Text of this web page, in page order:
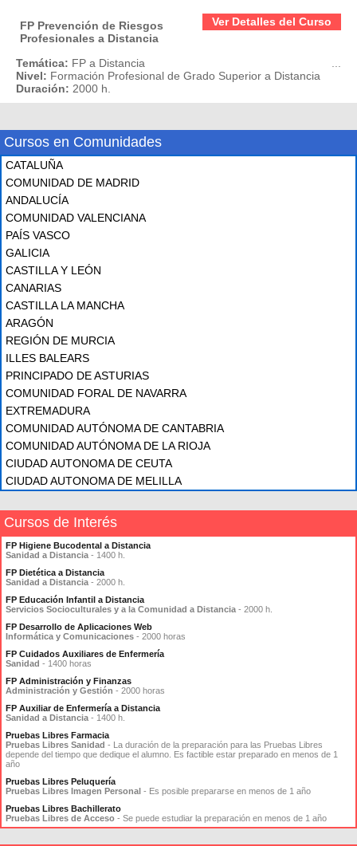
Ver Detalles del Curso
FP Prevención de Riesgos
Profesionales a Distancia
Temática: FP a Distancia
Nivel: Formación Profesional de Grado Superior a Distancia
Duración: 2000 h.
Cursos en Comunidades
CATALUÑA
COMUNIDAD DE MADRID
ANDALUCÍA
COMUNIDAD VALENCIANA
PAÍS VASCO
GALICIA
CASTILLA Y LEÓN
CANARIAS
CASTILLA LA MANCHA
ARAGÓN
REGIÓN DE MURCIA
ILLES BALEARS
PRINCIPADO DE ASTURIAS
COMUNIDAD FORAL DE NAVARRA
EXTREMADURA
COMUNIDAD AUTÓNOMA DE CANTABRIA
COMUNIDAD AUTÓNOMA DE LA RIOJA
CIUDAD AUTONOMA DE CEUTA
CIUDAD AUTONOMA DE MELILLA
Cursos de Interés
FP Higiene Bucodental a Distancia
Sanidad a Distancia - 1400 h.
FP Dietética a Distancia
Sanidad a Distancia - 2000 h.
FP Educación Infantil a Distancia
Servicios Socioculturales y a la Comunidad a Distancia - 2000 h.
FP Desarrollo de Aplicaciones Web
Informática y Comunicaciones - 2000 horas
FP Cuidados Auxiliares de Enfermería
Sanidad - 1400 horas
FP Administración y Finanzas
Administración y Gestión - 2000 horas
FP Auxiliar de Enfermería a Distancia
Sanidad a Distancia - 1400 h.
Pruebas Libres Farmacia
Pruebas Libres Sanidad - La duración de la preparación para las Pruebas Libres
depende del tiempo que dedique el alumno. Es factible estar preparado en menos de 1
año
Pruebas Libres Peluquería
Pruebas Libres Imagen Personal - Es posible prepararse en menos de 1 año
Pruebas Libres Bachillerato
Pruebas Libres de Acceso - Se puede estudiar la preparación en menos de 1 año